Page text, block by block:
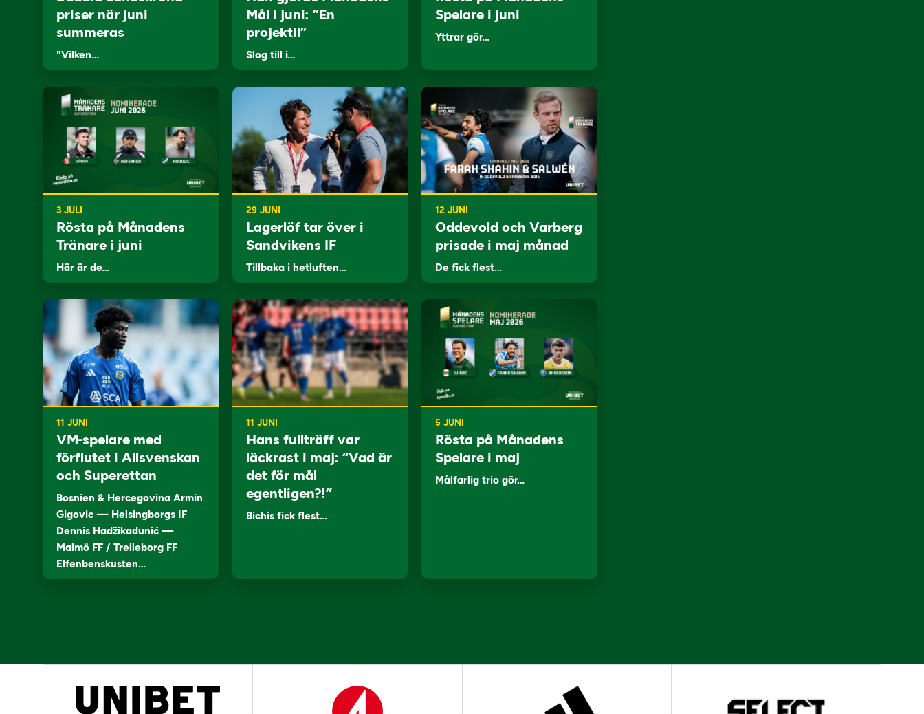
priser när juni
summeras
"Vilken…
Mål i juni: ”En
projektil”
Slog till i…
Spelare i juni
Yttrar gör…
3 JULI
Rösta på Månadens
Tränare i juni
Här är de…
29 JUNI
Lagerlöf tar över i
Sandvikens IF
Tillbaka i hetluften…
12 JUNI
Oddevold och Varberg
prisade i maj månad
De fick flest…
11 JUNI
VM-spelare med
förflutet i Allsvenskan
och Superettan
Bosnien & Hercegovina Armin
Gigovic — Helsingborgs IF
Dennis Hadžikadunić —
Malmö FF / Trelleborg FF
Elfenbenskusten…
11 JUNI
Hans fullträff var
läckrast i maj: “Vad är
det för mål
egentligen?!”
Bichis fick flest…
5 JUNI
Rösta på Månadens
Spelare i maj
Målfarlig trio gör…